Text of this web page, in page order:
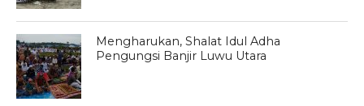
Mengharukan, Shalat Idul Adha
Pengungsi Banjir Luwu Utara